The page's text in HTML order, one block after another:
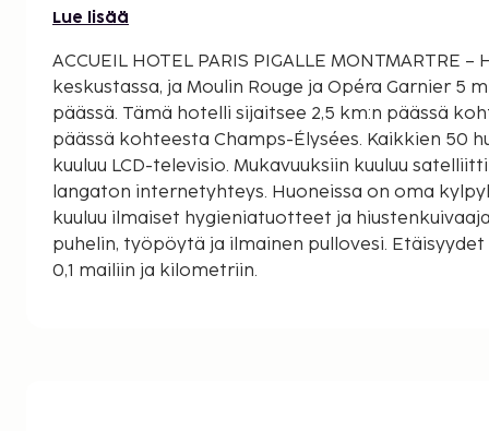
Lue lisää
ACCUEIL HOTEL PARIS PIGALLE MONTMARTRE
keskustassa, ja Moulin Rouge ja Opéra Garnier 5
päässä. Tämä hotelli sijaitsee 2,5 km:n päässä kohteesta Louvre ja 3 km:n
päässä kohteesta Champs-Élysées. Kaikkien 50
kuuluu LCD-televisio. Mukavuuksiin kuuluu
langaton internetyhteys. Huoneissa on oma
kuuluu ilmaiset hygieniatuotteet ja
puhelin, työpöytä ja ilmainen pullovesi.
0,1 mailiin ja kilometriin.